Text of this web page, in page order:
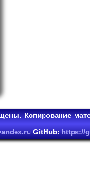
Копирование
GitHub:https://